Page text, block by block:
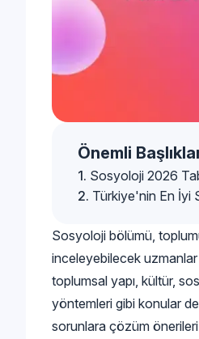
Önemli
Sosyoloji 2026
Türkiye'nin En İyi
Sosyoloji bölümü,
inceleyebilecek uzmanlar
toplumsal yapı, kültür,
yöntemleri gibi konular
sorunlara çözüm